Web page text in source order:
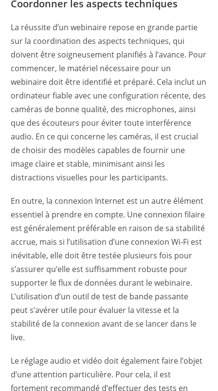
Coordonner les aspects techniques
La réussite d’un webinaire repose en grande partie
sur la coordination des aspects techniques, qui
doivent être soigneusement planifiés à l’avance. Pour
commencer, le matériel nécessaire pour un
webinaire doit être identifié et préparé. Cela inclut un
ordinateur fiable avec une configuration récente, des
caméras de bonne qualité, des microphones, ainsi
que des écouteurs pour éviter toute interférence
audio. En ce qui concerne les caméras, il est crucial
de choisir des modèles capables de fournir une
image claire et stable, minimisant ainsi les
distractions visuelles pour les participants.
En outre, la connexion Internet est un autre élément
essentiel à prendre en compte. Une connexion filaire
est généralement préférable en raison de sa stabilité
accrue, mais si l’utilisation d’une connexion Wi-Fi est
inévitable, elle doit être testée plusieurs fois pour
s’assurer qu’elle est suffisamment robuste pour
supporter le flux de données durant le webinaire.
L’utilisation d’un outil de test de bande passante
peut s’avérer utile pour évaluer la vitesse et la
stabilité de la connexion avant de se lancer dans le
live.
Le réglage audio et vidéo doit également faire l’objet
d’une attention particulière. Pour cela, il est
fortement recommandé d’effectuer des tests en